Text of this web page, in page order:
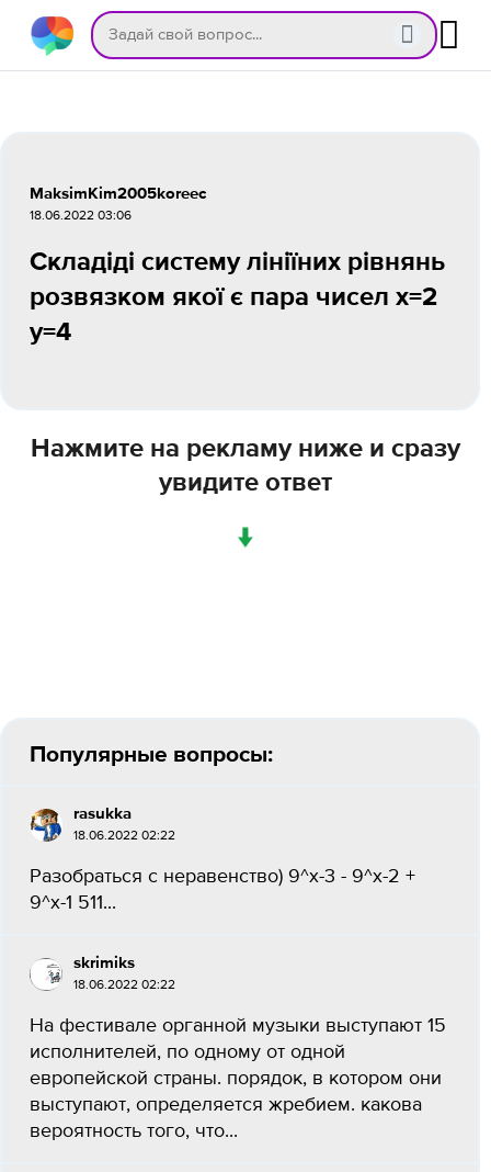
MaksimKim2005koreec
18.06.2022 03:06
Складіді систему лініїних рівнянь
розвязком якої є пара чисел x=2
у=4
Нажмите на рекламу ниже и сразу
увидите ответ
↓
Популярные вопросы:
rasukka
18.06.2022 02:22
Разобраться с неравенство) 9^x-3 - 9^x-2 +
9^x-1 511...
skrimiks
18.06.2022 02:22
На фестивале органной музыки выступают 15
исполнителей, по одному от одной
европейской страны. порядок, в котором они
выступают, определяется жребием. какова
вероятность того, что...